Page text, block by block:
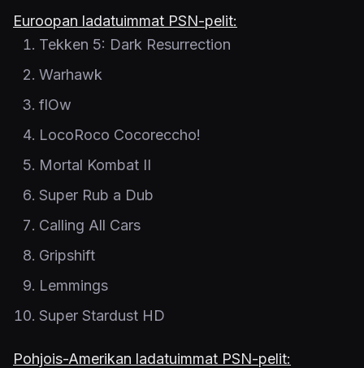
Euroopan ladatuimmat PSN-pelit:
Tekken 5: Dark Resurrection
Warhawk
flOw
LocoRoco Cocoreccho!
Mortal Kombat II
Super Rub a Dub
Calling All Cars
Gripshift
Lemmings
Super Stardust HD
Pohjois-Amerikan ladatuimmat PSN-pelit: